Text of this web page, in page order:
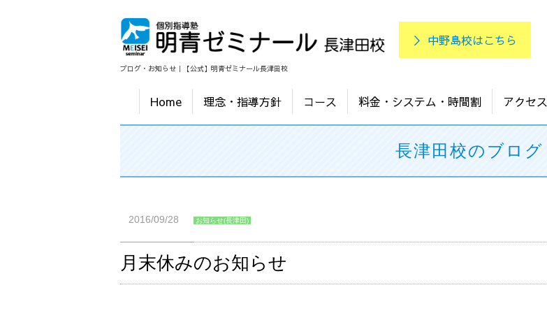
＞ 中野島校はこちら
ブログ・お知らせ｜【公式】明青ゼミナール長津田校
Home 理念・指導方針 コース 料金・システム・時間割 アクセス
長津田校のブログ
2016/09/28 お知らせ(長津田)
月末休みのお知らせ